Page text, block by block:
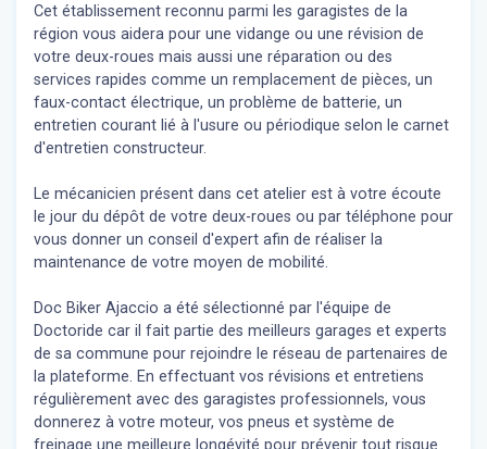
Cet établissement reconnu parmi les garagistes de la
région vous aidera pour une vidange ou une révision de
votre deux-roues mais aussi une réparation ou des
services rapides comme un remplacement de pièces, un
faux-contact électrique, un problème de batterie, un
entretien courant lié à l'usure ou périodique selon le carnet
d'entretien constructeur.
Le mécanicien présent dans cet atelier est à votre écoute
le jour du dépôt de votre deux-roues ou par téléphone pour
vous donner un conseil d'expert afin de réaliser la
maintenance de votre moyen de mobilité.
Doc Biker Ajaccio a été sélectionné par l'équipe de
Doctoride car il fait partie des meilleurs garages et experts
de sa commune pour rejoindre le réseau de partenaires de
la plateforme. En effectuant vos révisions et entretiens
régulièrement avec des garagistes professionnels, vous
donnerez à votre moteur, vos pneus et système de
freinage une meilleure longévité pour prévenir tout risque